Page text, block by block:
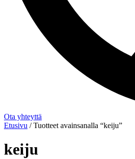
Ota yhteyttä
Etusivu / Tuotteet avainsanalla “keiju”
keiju